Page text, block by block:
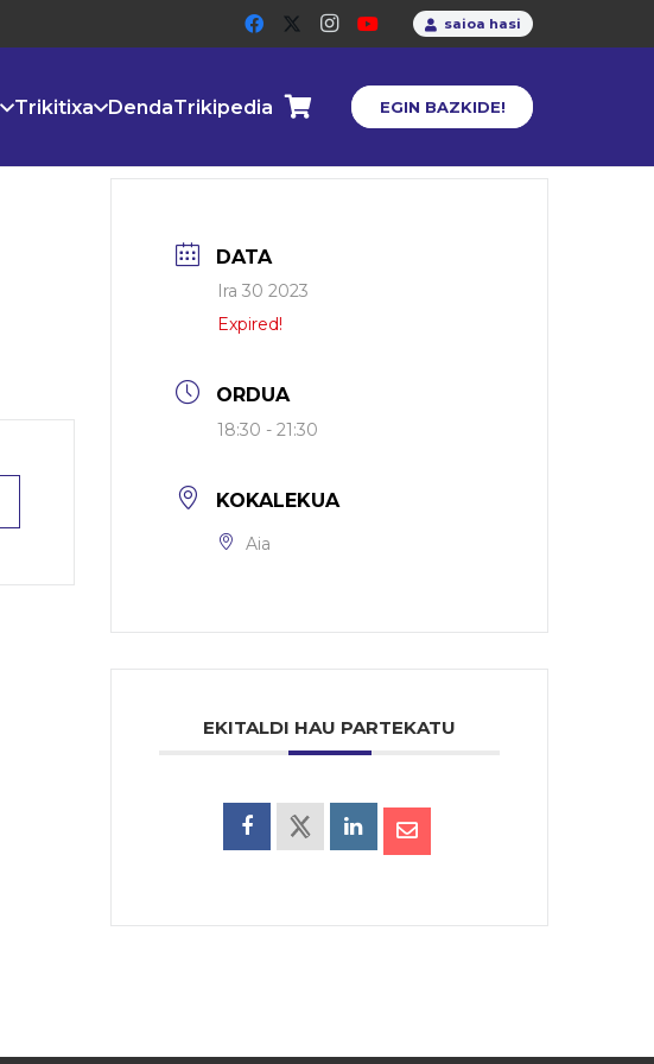
saioa hasi
Trikitixa DendaTrikipedia EGIN BAZKIDE!
DATA
Ira 30 2023
Expired!
ORDUA
18:30 - 21:30
KOKALEKUA
Aia
EKITALDI HAU PARTEKATU